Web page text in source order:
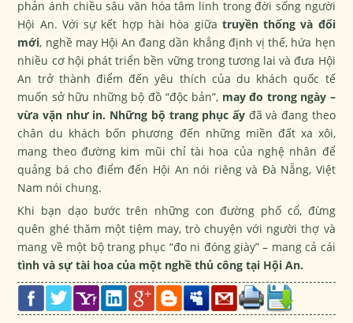
phản ánh chiều sâu văn hóa tâm linh trong đời sống người
Hội An. Với sự kết hợp hài hòa giữa truyền thống và đổi
mới, nghề may Hội An đang dần khẳng định vị thế, hứa hẹn
nhiều cơ hội phát triển bền vững trong tương lai và đưa Hội
An trở thành điểm đến yêu thích của du khách quốc tế
muốn sở hữu những bộ đồ “độc bản”, may đo trong ngày –
vừa vặn như in. Những bộ trang phục ấy đã và đang theo
chân du khách bốn phương đến những miền đất xa xôi,
mang theo đường kim mũi chỉ tài hoa của nghệ nhân để
quảng bá cho điểm đến Hội An nói riêng và Đà Nẵng, Việt
Nam nói chung.
Khi bạn dạo bước trên những con đường phố cổ, đừng
quên ghé thăm một tiệm may, trò chuyện với người thợ và
mang về một bộ trang phục “đo ni đóng giày” – mang cả cái
tình và sự tài hoa của một nghề thủ công tại Hội An.